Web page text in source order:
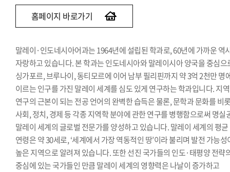
인도어과
튀르키예·아제르바이잔학과
몽골어과
홈페이지 바로가기
말레이·인도네시아어과는 1964년에 설립된 학과로, 60년에 가까운 역
자랑하고 있습니다. 본 학과는 인도네시아와 말레이시아 양국을 중심으
싱가포르, 브루나이, 동티모르에 이어 남부 필리핀까지 약 3억 2천만 명
이르는 인구를 가진 말레이 세계를 심도 있게 연구하는 학과입니다. 지
연구의 근본이 되는 전공 언어의 완벽한 습득은 물론, 문학과 문화를 비
사회, 정치, 경제 등 각종 지역학 분야에 관한 연구를 병행함으로써 명실
말레이 세계의 글로벌 전문가를 양성하고 있습니다. 말레이 세계의 평균
연령은 약 30세로, ‘세계에서 가장 역동적인 땅’이라 불리며 발전 가능성
높은 지역으로 알려져 있습니다. 또한 선진 국가들의 인도·태평양 전략
중심에 있는 국가들인 만큼 말레이 세계의 영향력은 나날이 증가하고